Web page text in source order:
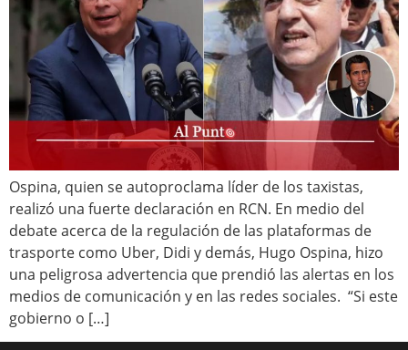
Ospina, quien se autoproclama líder de los taxistas,
realizó una fuerte declaración en RCN. En medio del
debate acerca de la regulación de las plataformas de
trasporte como Uber, Didi y demás, Hugo Ospina, hizo
una peligrosa advertencia que prendió las alertas en los
medios de comunicación y en las redes sociales. “Si este
gobierno o […]